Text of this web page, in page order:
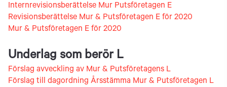
Internrevisionsberättelse Mur Putsföretagen E
Revisionsberättelse Mur & Putsföretagen E för 2020
Mur & Putsföretagen E för 2020
Underlag som berör L
Förslag avveckling av Mur & Putsföretagens L
Förslag till dagordning Årsstämma Mur & Putsföretagen L